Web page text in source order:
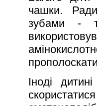
чашки.
зубами -
Іноді